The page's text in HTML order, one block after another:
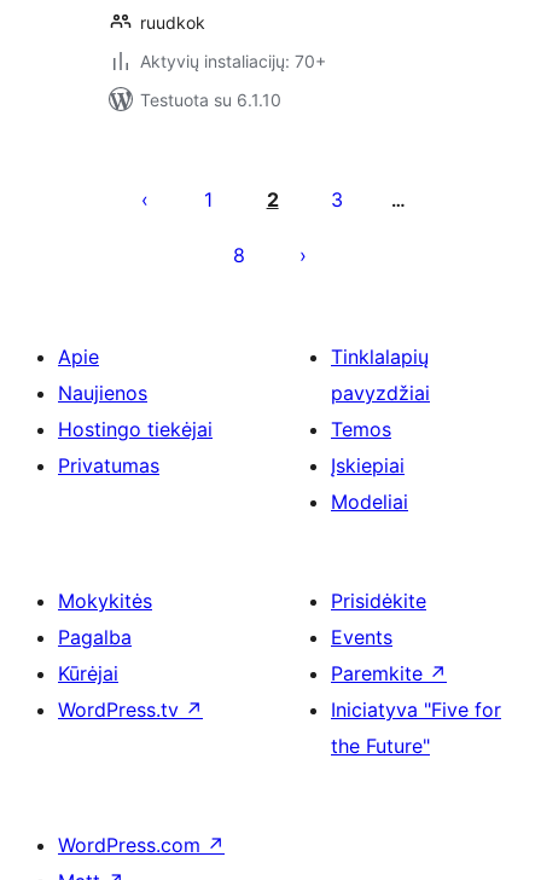
ruudkok
Aktyvių instaliacijų: 70+
Testuota su 6.1.10
puslapiavimas
1 2 3 …
8
Apie
Naujienos
Hostingo tiekėjai
Privatumas
Tinklalapių
pavyzdžiai
Temos
Įskiepiai
Modeliai
Mokykitės
Pagalba
Kūrėjai
WordPress.tv ↗
Prisidėkite
Events
Paremkite ↗
Iniciatyva "Five for
the Future"
WordPress.com ↗